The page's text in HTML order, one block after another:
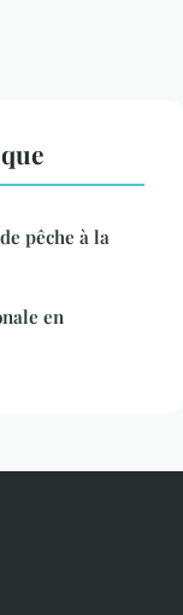
pêche à la
en